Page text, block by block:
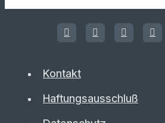
Kontakt
Haftungsausschluß